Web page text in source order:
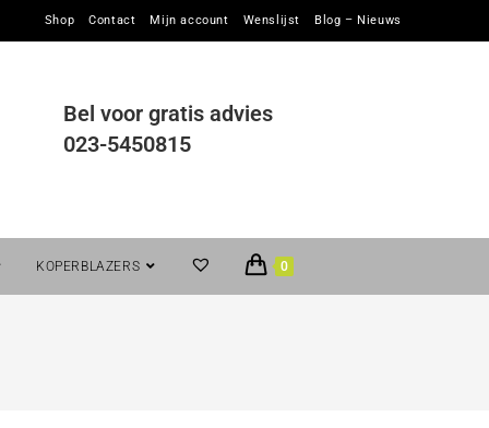
Shop Contact Mijn account Wenslijst Blog – Nieuws
Bel voor gratis advies
023-5450815
KOPERBLAZERS 0